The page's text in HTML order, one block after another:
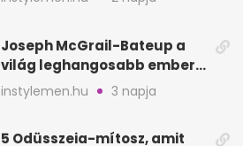
hely
Joseph McGrail-Bateup a
világ leghangosabb embere
lett Ausztráliából
instylemen.hu 3 napja
5 Odüsszeia-mítosz, amit